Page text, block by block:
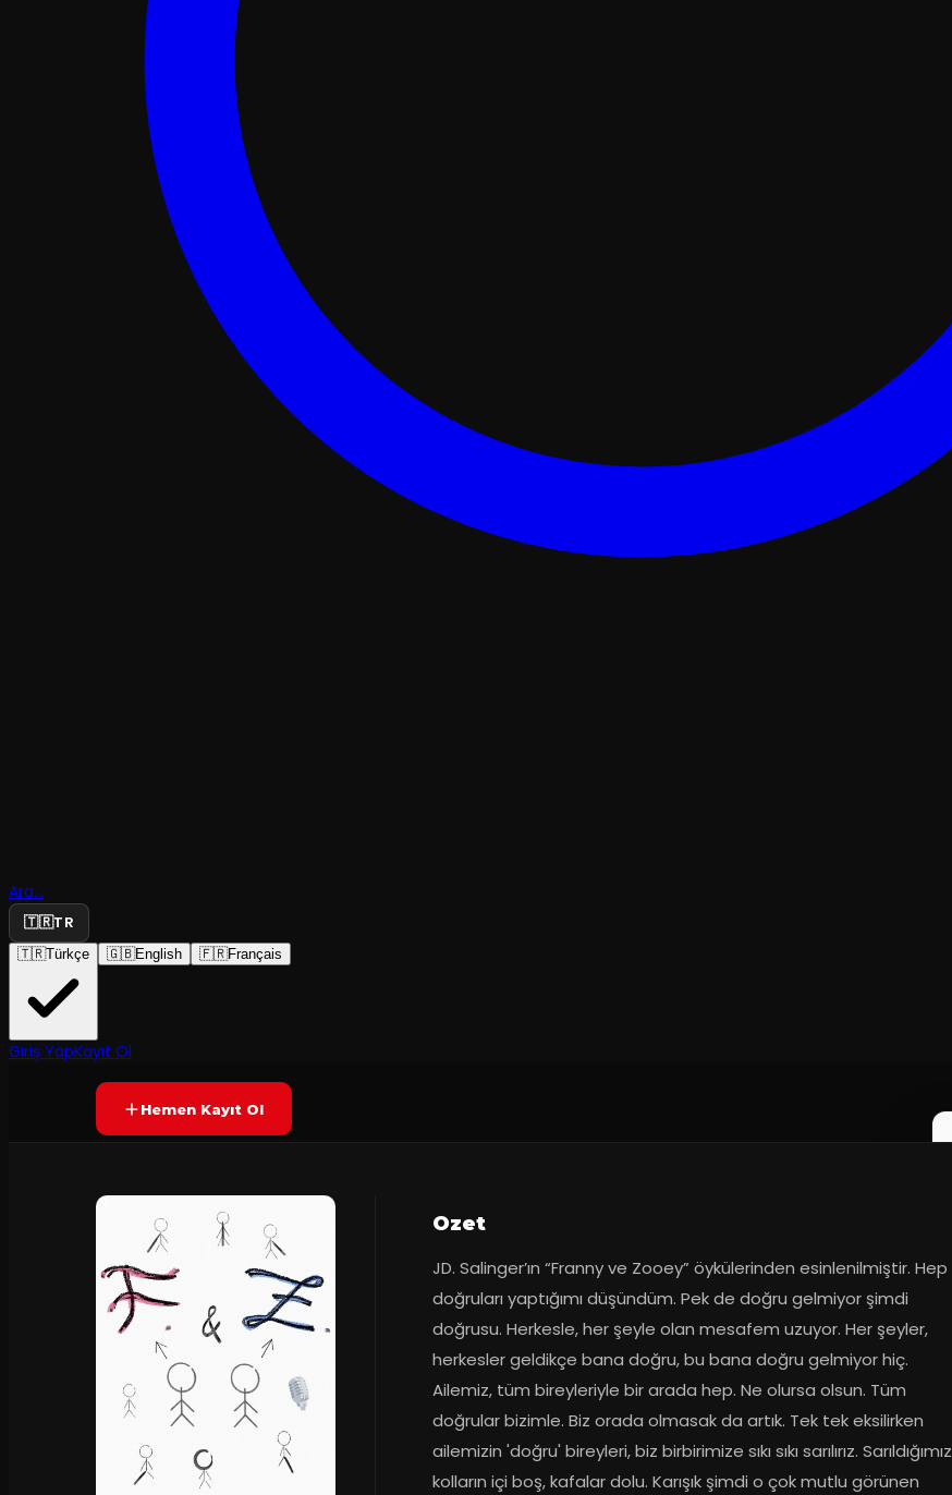
Ara...
🇹🇷TR
🇹🇷Türkçe 🇬🇧English 🇫🇷Français
Giriş YapKayıt Ol
F&Z
YAKINDA
Hemen Kayıt Ol
Ozet
JD. Salinger’ın “Franny ve Zooey” öykülerinden esinlenilmiştir. Hep
doğruları yaptığımı düşündüm. Pek de doğru gelmiyor şimdi
doğrusu. Herkesle, her şeyle olan mesafem uzuyor. Her şeyler,
herkesler geldikçe bana doğru, bu bana doğru gelmiyor hiç.
Ailemiz, tüm bireyleriyle bir arada hep. Ne olursa olsun. Tüm
doğrular bizimle. Biz orada olmasak da artık. Tek tek eksilirken
ailemizin 'doğru' bireyleri, biz birbirimize sıkı sıkı sarılırız. Sarıldığımız
kolların içi boş, kafalar dolu. Karışık şimdi o çok mutlu görünen